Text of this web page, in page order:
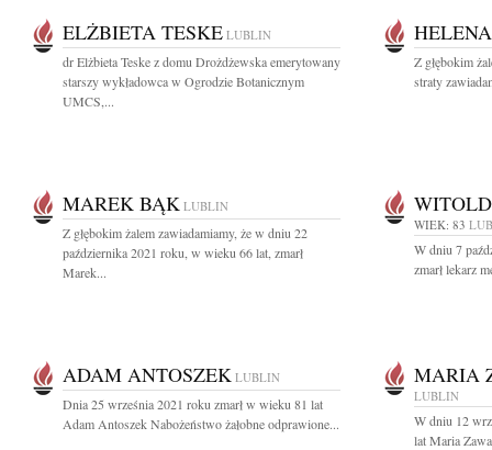
ELŻBIETA TESKE LUBLIN
dr Elżbieta Teske z domu Drożdżewska emerytowany
starszy wykładowca w Ogrodzie Botanicznym
UMCS,...
Z głębokim
straty
MAREK BĄK LUBLIN
Z głębokim żalem zawiadamiamy, że w dniu 22
października 2021 roku, w wieku 66 lat, zmarł
Marek...
WIEK: 83
W dniu 7
zmarł lekarz
ADAM ANTOSZEK LUBLIN
Dnia 25 września 2021 roku zmarł w wieku 81 lat
Adam Antoszek Nabożeństwo żałobne odprawione...
MARIA
LUBLIN
W dniu 12
lat Maria